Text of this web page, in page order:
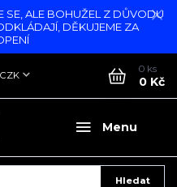
SE, ALE BOHUŽEL Z DŮVODU
DĚKUJEME ZA
Menu
CZK
Hledat
0 ks
0 Kč